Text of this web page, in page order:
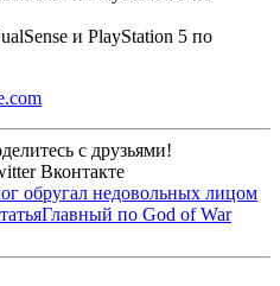
с друзьями!
Вконтакте
обругал недовольных лицом
Главный по God of War